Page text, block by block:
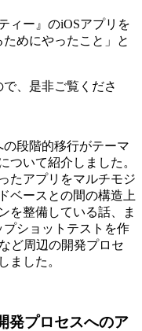
ィー』のiOSアプリを
めにやったこと」と
、是非ご覧くださ
段階的移行がテーマ
ついて紹介しました。
たアプリをマルチモジ
ベースとの間の構造上
を整備している話、ま
プショットテストを作
ど周辺の開発プロセ
ました。
発プロセスへのア